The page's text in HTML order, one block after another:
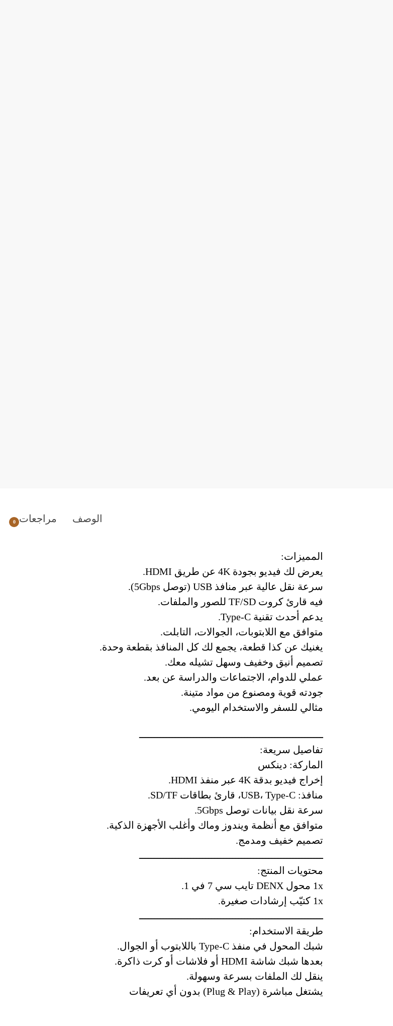
الوصف مراجعات 0
المميزات:
يعرض لك فيديو بجودة 4K عن طريق HDMI.
سرعة نقل عالية عبر منافذ USB (توصل 5Gbps).
فيه قارئ كروت TF/SD للصور والملفات.
يدعم أحدث تقنية Type-C.
متوافق مع اللابتوبات، الجوالات، التابلت.
يغنيك عن كذا قطعة، يجمع لك كل المنافذ بقطعة وحدة.
تصميم أنيق وخفيف وسهل تشيله معك.
عملي للدوام، الاجتماعات والدراسة عن بعد.
جودته قوية ومصنوع من مواد متينة.
مثالي للسفر والاستخدام اليومي.
ـــــــــــــــــــــــــــــــــــــــــــــــــــــــــــــ
تفاصيل سريعة:
الماركة: دينكس
إخراج فيديو بدقة 4K عبر منفذ HDMI.
منافذ: USB، Type-C، قارئ بطاقات SD/TF.
سرعة نقل بيانات توصل 5Gbps.
متوافق مع أنظمة ويندوز وماك وأغلب الأجهزة الذكية.
تصميم خفيف ومدمج.
ـــــــــــــــــــــــــــــــــــــــــــــــــــــــــــــ
محتويات المنتج:
1x محول DENX تايب سي 7 في 1.
1x كتيّب إرشادات صغيرة.
ـــــــــــــــــــــــــــــــــــــــــــــــــــــــــــــ
طريقة الاستخدام:
شبك المحول في منفذ Type-C باللابتوب أو الجوال.
بعدها شبك شاشة HDMI أو فلاشات أو كرت ذاكرة.
ينقل لك الملفات بسرعة وسهولة.
يشتغل مباشرة (Plug & Play) بدون أي تعريفات